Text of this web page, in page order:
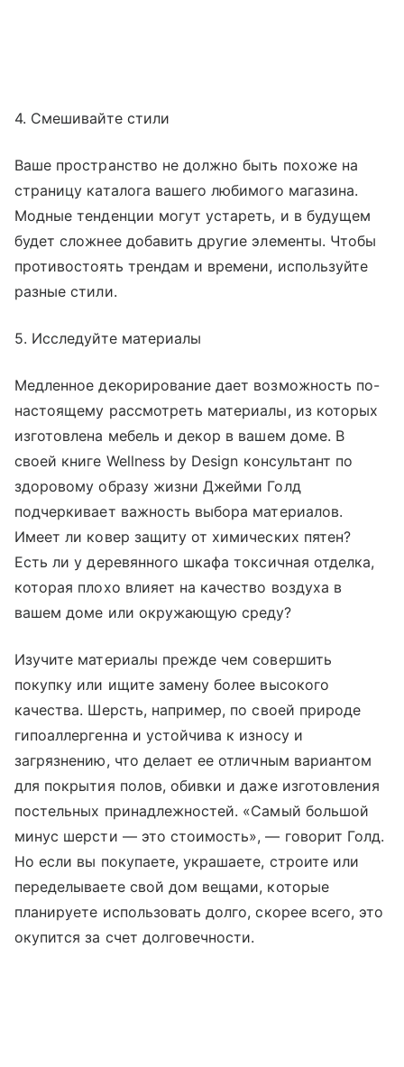
4. Смешивайте стили
Ваше пространство не должно быть похоже на
страницу каталога вашего любимого магазина.
Модные тенденции могут устареть, и в будущем
будет сложнее добавить другие элементы. Чтобы
противостоять трендам и времени, используйте
разные стили.
5. Исследуйте материалы
Медленное декорирование дает возможность по-
настоящему рассмотреть материалы, из которых
изготовлена мебель и декор в вашем доме. В
своей книге Wellness by Design консультант по
здоровому образу жизни Джейми Голд
подчеркивает важность выбора материалов.
Имеет ли ковер защиту от химических пятен?
Есть ли у деревянного шкафа токсичная отделка,
которая плохо влияет на качество воздуха в
вашем доме или окружающую среду?
Изучите материалы прежде чем совершить
покупку или ищите замену более высокого
качества. Шерсть, например, по своей природе
гипоаллергенна и устойчива к износу и
загрязнению, что делает ее отличным вариантом
для покрытия полов, обивки и даже изготовления
постельных принадлежностей. «Самый большой
минус шерсти — это стоимость», — говорит Голд.
Но если вы покупаете, украшаете, строите или
переделываете свой дом вещами, которые
планируете использовать долго, скорее всего, это
окупится за счет долговечности.